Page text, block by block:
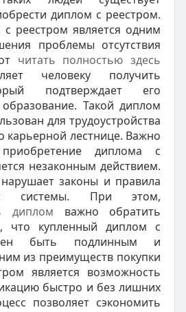
диплом с реестром.
реестром является одним
проблемы отсутствия
читать полностью здесь
человеку получить
подтверждает его
Такой диплом
для трудоустройства
карьерной лестнице. Важно
диплома с
незаконным действием.
законы и правила
системы. При этом,
диплом важно обратить
что купленный диплом с
быть подлинным и
из преимуществ покупки
является возможность
быстро и без лишних
позволяет сэкономить